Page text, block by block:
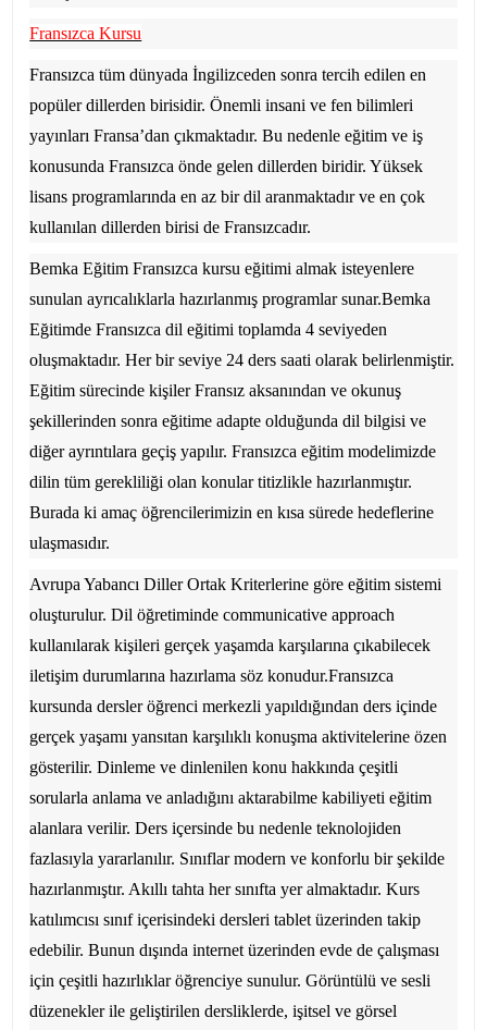
Fransızca Kursu
Fransızca tüm dünyada İngilizceden sonra tercih edilen en
popüler dillerden birisidir. Önemli insani ve fen bilimleri
yayınları Fransa’dan çıkmaktadır. Bu nedenle eğitim ve iş
konusunda Fransızca önde gelen dillerden biridir. Yüksek
lisans programlarında en az bir dil aranmaktadır ve en çok
kullanılan dillerden birisi de Fransızcadır.
Bemka Eğitim Fransızca kursu eğitimi almak isteyenlere
sunulan ayrıcalıklarla hazırlanmış programlar sunar.Bemka
Eğitimde Fransızca dil eğitimi toplamda 4 seviyeden
oluşmaktadır. Her bir seviye 24 ders saati olarak belirlenmiştir.
Eğitim sürecinde kişiler Fransız aksanından ve okunuş
şekillerinden sonra eğitime adapte olduğunda dil bilgisi ve
diğer ayrıntılara geçiş yapılır. Fransızca eğitim modelimizde
dilin tüm gerekliliği olan konular titizlikle hazırlanmıştır.
Burada ki amaç öğrencilerimizin en kısa sürede hedeflerine
ulaşmasıdır.
Avrupa Yabancı Diller Ortak Kriterlerine göre eğitim sistemi
oluşturulur. Dil öğretiminde communicative approach
kullanılarak kişileri gerçek yaşamda karşılarına çıkabilecek
iletişim durumlarına hazırlama söz konudur.Fransızca
kursunda dersler öğrenci merkezli yapıldığından ders içinde
gerçek yaşamı yansıtan karşılıklı konuşma aktivitelerine özen
gösterilir. Dinleme ve dinlenilen konu hakkında çeşitli
sorularla anlama ve anladığını aktarabilme kabiliyeti eğitim
alanlara verilir. Ders içersinde bu nedenle teknolojiden
fazlasıyla yararlanılır. Sınıflar modern ve konforlu bir şekilde
hazırlanmıştır. Akıllı tahta her sınıfta yer almaktadır. Kurs
katılımcısı sınıf içerisindeki dersleri tablet üzerinden takip
edebilir. Bunun dışında internet üzerinden evde de çalışması
için çeşitli hazırlıklar öğrenciye sunulur. Görüntülü ve sesli
düzenekler ile geliştirilen dersliklerde, işitsel ve görsel